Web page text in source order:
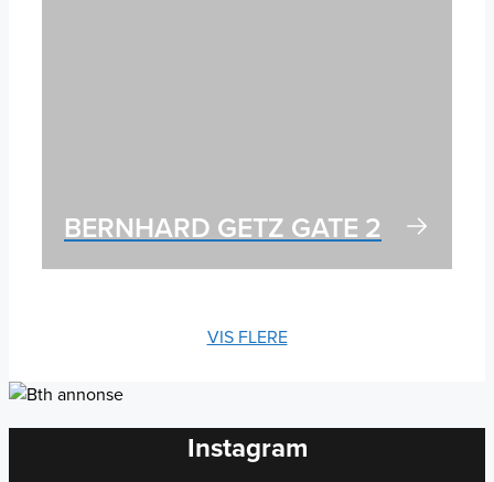
BERNHARD GETZ GATE 2
VIS FLERE
Instagram